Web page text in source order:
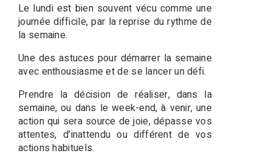
Le lundi est bien souvent vécu comme une
journée difficile, par la reprise du rythme de
la semaine.
Une des astuces pour démarrer la semaine
avec enthousiasme et de se lancer un défi.
Prendre la décision de réaliser, dans la
semaine, ou dans le week-end, à venir, une
action qui sera source de joie, dépasse vos
attentes, d’inattendu ou différent de vos
actions habituels.